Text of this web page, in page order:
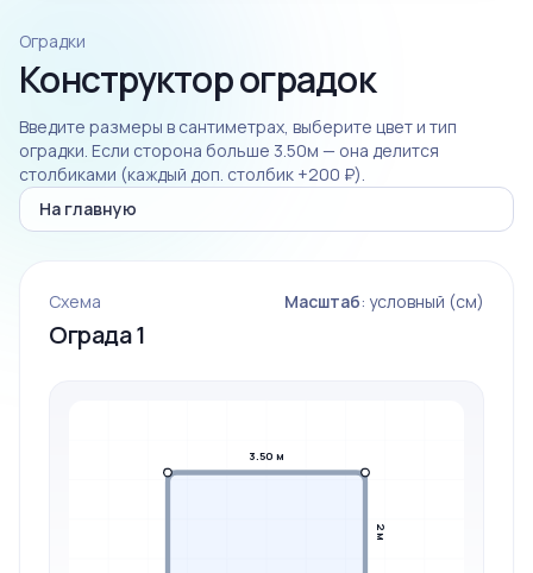
Оградки
Конструктор оградок
Введите размеры в сантиметрах, выберите цвет и тип
оградки. Если сторона больше 3.50м — она делится
столбиками (каждый доп. столбик +200 ₽).
На главную
Схема
Ограда 1
Масштаб: условный (см)
3.50 м
2 м